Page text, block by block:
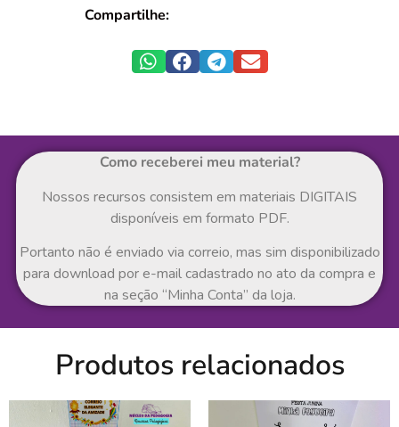
Compartilhe:
Como receberei meu material?
Nossos recursos consistem em materiais DIGITAIS
disponíveis em formato PDF.
Portanto não é enviado via correio, mas sim disponibilizado
para download por e-mail cadastrado no ato da compra e
na seção “Minha Conta” da loja.
Produtos relacionados